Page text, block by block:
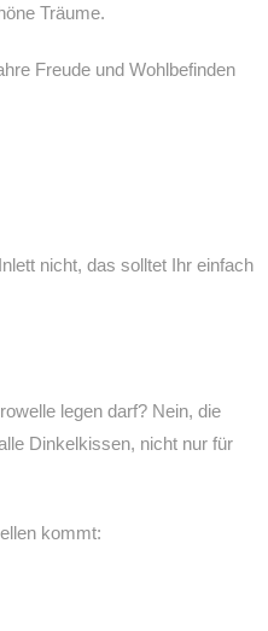
Träume.
Freude und Wohlbefinden
nicht, das solltet Ihr einfach
legen darf? Nein, die
Dinkelkissen, nicht nur für
kommt: